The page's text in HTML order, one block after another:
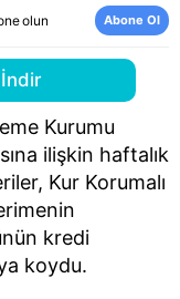
olun Abone Ol
Kurumu
ilişkin haftalık
Kur Korumalı
kredi
koydu.